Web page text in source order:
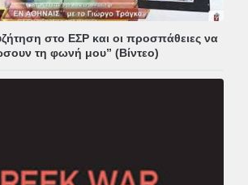
στο ΕΣΡ και οι προσπάθειες να
τη φωνή μου” (Βίντεο)